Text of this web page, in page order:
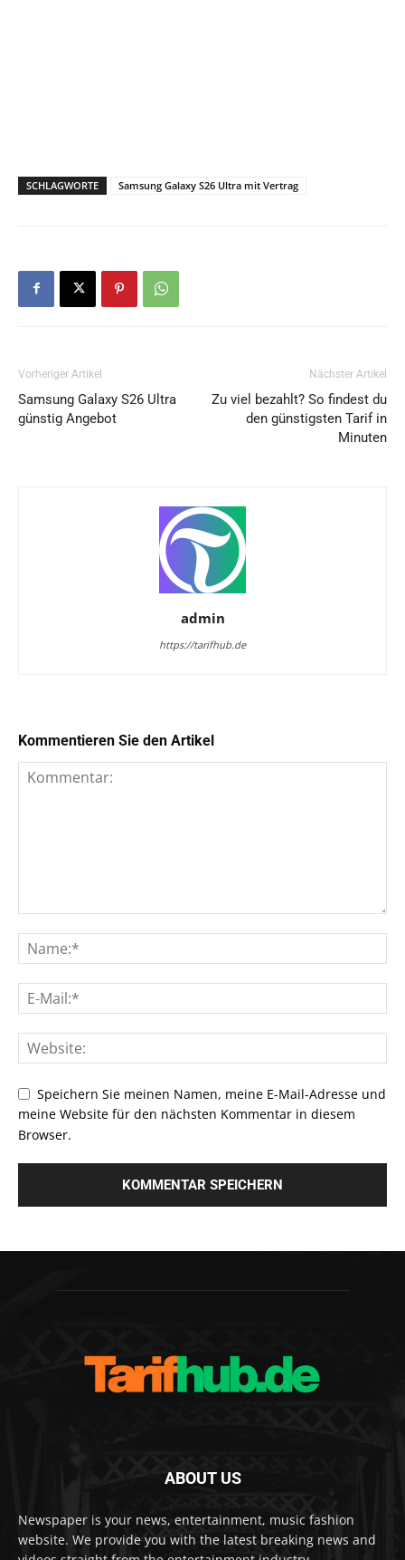
SCHLAGWORTE Samsung Galaxy S26 Ultra mit Vertrag
Vorheriger Artikel
Samsung Galaxy S26 Ultra
günstig Angebot
Nächster Artikel
Zu viel bezahlt? So findest du
den günstigsten Tarif in
Minuten
admin
https://tarifhub.de
Kommentieren Sie den Artikel
Speichern Sie meinen Namen, meine E-Mail-Adresse und
meine Website für den nächsten Kommentar in diesem
Browser.
ABOUT US
Newspaper is your news, entertainment, music fashion
website. We provide you with the latest breaking news and